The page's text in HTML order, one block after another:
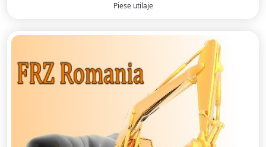
Piese utilaje